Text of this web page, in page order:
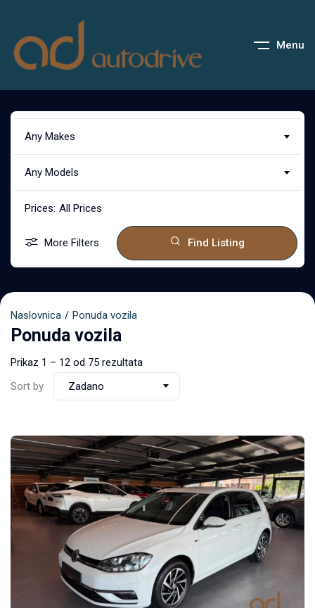
Menu
Any Makes
Any Models
Prices: All Prices
More Filters Find Listing
Naslovnica Ponuda vozila
Ponuda vozila
Prikaz 1 – 12 od 75 rezultata
Sort by
Zadano